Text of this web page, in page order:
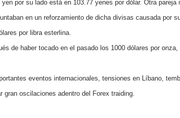
índices
Libre (MELI)
Acciones
yen por su lado está en 103.77 yenes por dólar. Otra
en un reforzamiento de dicha divisas causada por
por libra esterlina.
de haber tocado en el pasado los 1000 dólares por
eventos internacionales, tensiones en Líbano,
oscilaciones adentro del Forex traiding.